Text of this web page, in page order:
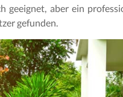
aber ein
gefunden.